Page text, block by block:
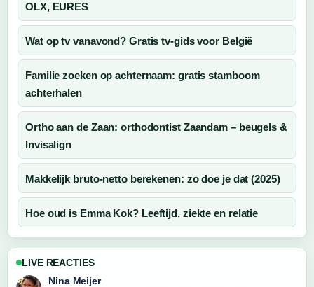
OLX, EURES
Wat op tv vanavond? Gratis tv-gids voor België
Familie zoeken op achternaam: gratis stamboom
achterhalen
Ortho aan de Zaan: orthodontist Zaandam – beugels &
Invisalign
Makkelijk bruto-netto berekenen: zo doe je dat (2025)
Hoe oud is Emma Kok? Leeftijd, ziekte en relatie
LIVE REACTIES
Emma de Vries